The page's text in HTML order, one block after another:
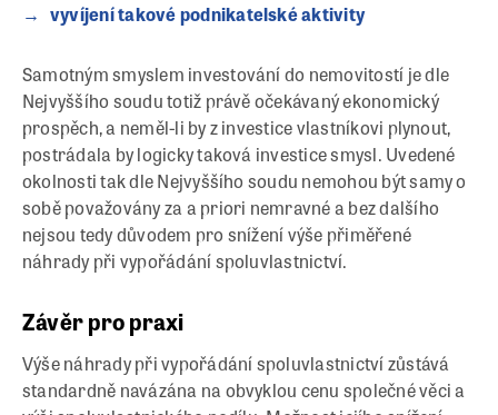
vyvíjení takové podnikatelské aktivity
Samotným smyslem investování do nemovitostí je dle
Nejvyššího soudu totiž právě očekávaný ekonomický
prospěch, a neměl-li by z investice vlastníkovi plynout,
postrádala by logicky taková investice smysl. Uvedené
okolnosti tak dle Nejvyššího soudu nemohou být samy o
sobě považovány za a priori nemravné a bez dalšího
nejsou tedy důvodem pro snížení výše přiměřené
náhrady při vypořádání spoluvlastnictví.
Závěr pro praxi
Výše náhrady při vypořádání spoluvlastnictví zůstává
standardně navázána na obvyklou cenu společné věci a